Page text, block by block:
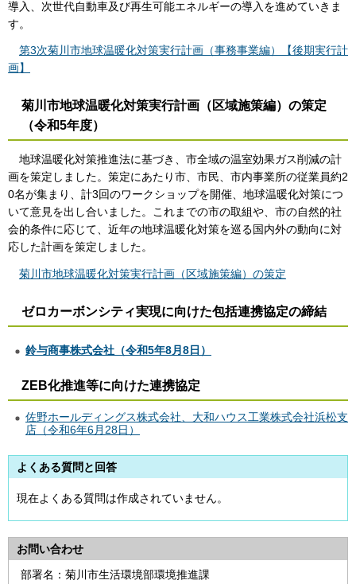
導入、次世代自動車及び再生可能エネルギーの導入を進めていきま
す。
第3次菊川市地球温暖化対策実行計画（事務事業編）【後期実行計
画】
菊川市地球温暖化対策実行計画（区域施策編）の策定
（令和5年度）
地球温暖化対策推進法に基づき、市全域の温室効果ガス削減の計
画を策定しました。策定にあたり市、市民、市内事業所の従業員約2
0名が集まり、計3回のワークショップを開催、地球温暖化対策につ
いて意見を出し合いました。これまでの市の取組や、市の自然的社
会的条件に応じて、近年の地球温暖化対策を巡る国内外の動向に対
応した計画を策定しました。
菊川市地球温暖化対策実行計画（区域施策編）の策定
ゼロカーボンシティ実現に向けた包括連携協定の締結
鈴与商事株式会社（令和5年8月8日）
ZEB化推進等に向けた連携協定
佐野ホールディングス株式会社、大和ハウス工業株式会社浜松支
店（令和6年6月28日）
よくある質問と回答
現在よくある質問は作成されていません。
お問い合わせ
部署名：菊川市生活環境部環境推進課